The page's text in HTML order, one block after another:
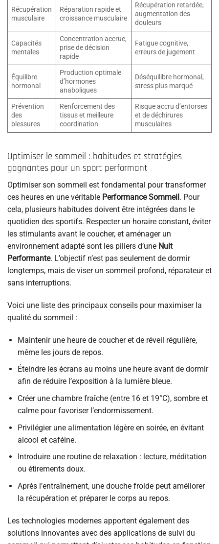
Récupération
musculaire
Réparation rapide et
croissance musculaire
Récupération retardée,
augmentation des
douleurs
Capacités
mentales
Concentration accrue,
prise de décision
rapide
Fatigue cognitive,
erreurs de jugement
Équilibre
hormonal
Production optimale
d’hormones
anaboliques
Déséquilibre hormonal,
stress plus marqué
Prévention
des
blessures
Renforcement des
tissus et meilleure
coordination
Risque accru d’entorses
et de déchirures
musculaires
Optimiser le sommeil : habitudes et stratégies
gagnantes pour un sport performant
Optimiser son sommeil est fondamental pour transformer
ces heures en une véritable Performance Sommeil . Pour
cela, plusieurs habitudes doivent être intégrées dans le
quotidien des sportifs. Respecter un horaire constant, éviter
les stimulants avant le coucher, et aménager un
environnement adapté sont les piliers d’une Nuit
Performante. L’objectif n’est pas seulement de dormir
longtemps, mais de viser un sommeil profond, réparateur et
sans interruptions.
Voici une liste des principaux conseils pour maximiser la
qualité du sommeil :
Maintenir une heure de coucher et de réveil régulière,
même les jours de repos.
Éteindre les écrans au moins une heure avant de dormir
afin de réduire l’exposition à la lumière bleue.
Créer une chambre fraîche (entre 16 et 19°C), sombre et
calme pour favoriser l’endormissement.
Privilégier une alimentation légère en soirée, en évitant
alcool et caféine.
Introduire une routine de relaxation : lecture, méditation
ou étirements doux.
Après l’entraînement, une douche froide peut améliorer
la récupération et préparer le corps au repos.
Les technologies modernes apportent également des
solutions innovantes avec des applications de suivi du